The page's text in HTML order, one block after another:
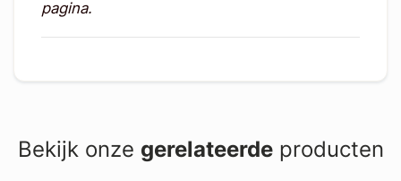
pagina.
Bekijk onze gerelateerdeproducten